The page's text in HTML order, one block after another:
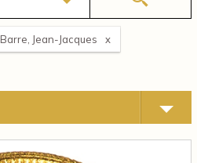
Barre, Jean-Jacques